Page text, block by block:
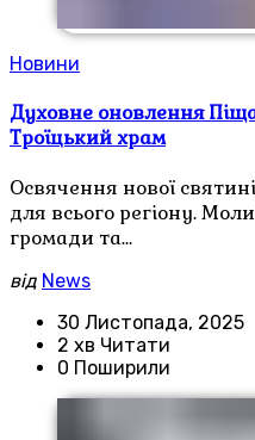
Новини
Духовне оновлення
Троїцький храм
Освячення нової
для всього регіону.
громади та…
від News
30 Листопада, 2025
2 хв Читати
0 Поширили